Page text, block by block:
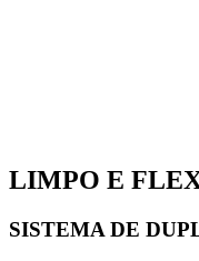
LIMPO E
SISTEMA DE